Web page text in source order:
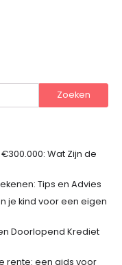
Zoeken
Wat Zijn de
Tips en Advies
je kind voor een eigen
Doorlopend Krediet
rente: een gids voor